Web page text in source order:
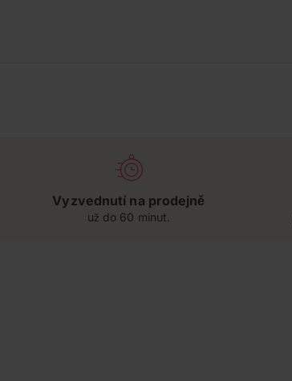
Vyzvednutí na prodejně
už do 60 minut.